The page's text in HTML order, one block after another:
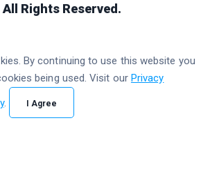
All Rights Reserved.
By continuing to use this website you
being used. Visit our Privacy
. I Agree